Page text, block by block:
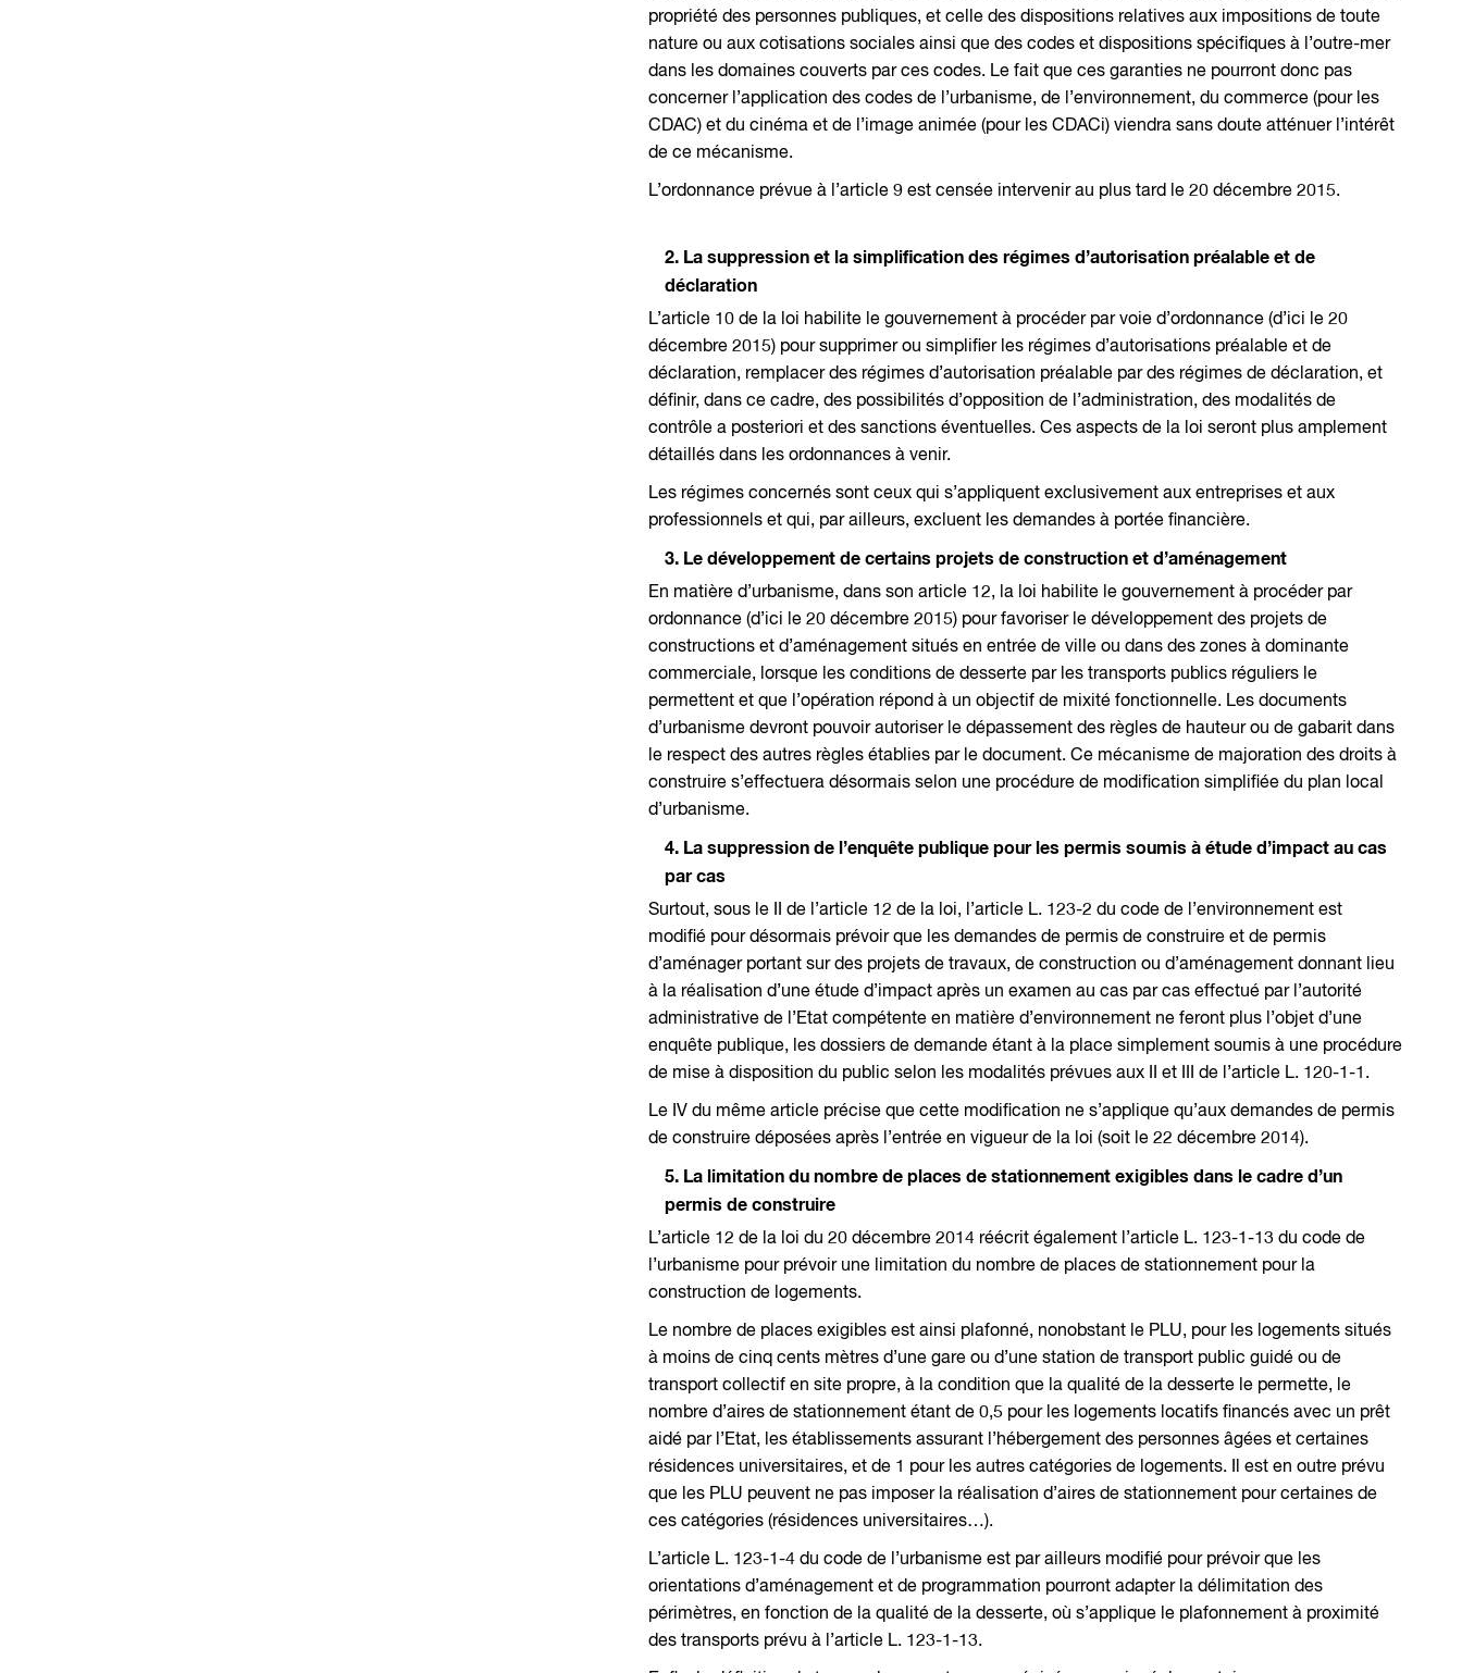
propriété des personnes publiques, et celle des dispositions relatives aux impositions de toute
nature ou aux cotisations sociales ainsi que des codes et dispositions spécifiques à l’outre-mer
dans les domaines couverts par ces codes. Le fait que ces garanties ne pourront donc pas
concerner l’application des codes de l’urbanisme, de l’environnement, du commerce (pour les
CDAC) et du cinéma et de l’image animée (pour les CDACi) viendra sans doute atténuer l’intérêt
de ce mécanisme.
L’ordonnance prévue à l’article 9 est censée intervenir au plus tard le 20 décembre 2015.
2. La suppression et la simplification des régimes d’autorisation préalable et de
déclaration
L’article 10 de la loi habilite le gouvernement à procéder par voie d’ordonnance (d’ici le 20
décembre 2015) pour supprimer ou simplifier les régimes d’autorisations préalable et de
déclaration, remplacer des régimes d’autorisation préalable par des régimes de déclaration, et
définir, dans ce cadre, des possibilités d’opposition de l’administration, des modalités de
contrôle a posteriori et des sanctions éventuelles. Ces aspects de la loi seront plus amplement
détaillés dans les ordonnances à venir.
Les régimes concernés sont ceux qui s’appliquent exclusivement aux entreprises et aux
professionnels et qui, par ailleurs, excluent les demandes à portée financière.
3. Le développement de certains projets de construction et d’aménagement
En matière d’urbanisme, dans son article 12, la loi habilite le gouvernement à procéder par
ordonnance (d’ici le 20 décembre 2015) pour favoriser le développement des projets de
constructions et d’aménagement situés en entrée de ville ou dans des zones à dominante
commerciale, lorsque les conditions de desserte par les transports publics réguliers le
permettent et que l’opération répond à un objectif de mixité fonctionnelle. Les documents
d’urbanisme devront pouvoir autoriser le dépassement des règles de hauteur ou de gabarit dans
le respect des autres règles établies par le document. Ce mécanisme de majoration des droits à
construire s’effectuera désormais selon une procédure de modification simplifiée du plan local
d’urbanisme.
4. La suppression de l’enquête publique pour les permis soumis à étude d’impact au cas
par cas
Surtout, sous le II de l’article 12 de la loi, l’article L. 123-2 du code de l’environnement est
modifié pour désormais prévoir que les demandes de permis de construire et de permis
d’aménager portant sur des projets de travaux, de construction ou d’aménagement donnant lieu
à la réalisation d’une étude d’impact après un examen au cas par cas effectué par l’autorité
administrative de l’Etat compétente en matière d’environnement ne feront plus l’objet d’une
enquête publique, les dossiers de demande étant à la place simplement soumis à une procédure
de mise à disposition du public selon les modalités prévues aux II et III de l’article L. 120-1-1.
Le IV du même article précise que cette modification ne s’applique qu’aux demandes de permis
de construire déposées après l’entrée en vigueur de la loi (soit le 22 décembre 2014).
5. La limitation du nombre de places de stationnement exigibles dans le cadre d’un
permis de construire
L’article 12 de la loi du 20 décembre 2014 réécrit également l’article L. 123-1-13 du code de
l’urbanisme pour prévoir une limitation du nombre de places de stationnement pour la
construction de logements.
Le nombre de places exigibles est ainsi plafonné, nonobstant le PLU, pour les logements situés
à moins de cinq cents mètres d’une gare ou d’une station de transport public guidé ou de
transport collectif en site propre, à la condition que la qualité de la desserte le permette, le
nombre d’aires de stationnement étant de 0,5 pour les logements locatifs financés avec un prêt
aidé par l’Etat, les établissements assurant l’hébergement des personnes âgées et certaines
résidences universitaires, et de 1 pour les autres catégories de logements. Il est en outre prévu
que les PLU peuvent ne pas imposer la réalisation d’aires de stationnement pour certaines de
ces catégories (résidences universitaires…).
L’article L. 123-1-4 du code de l’urbanisme est par ailleurs modifié pour prévoir que les
orientations d’aménagement et de programmation pourront adapter la délimitation des
périmètres, en fonction de la qualité de la desserte, où s’applique le plafonnement à proximité
des transports prévu à l’article L. 123-1-13.